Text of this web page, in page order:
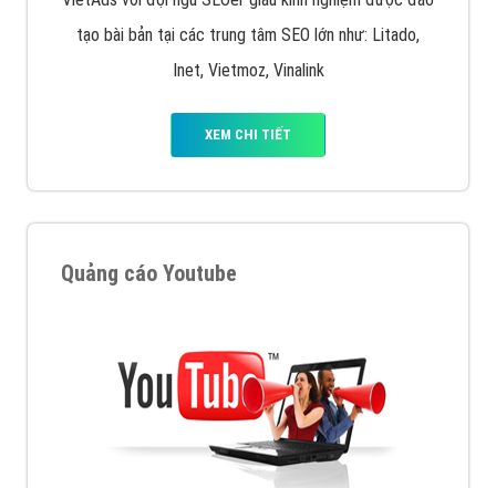
tạo bài bản tại các trung tâm SEO lớn như: Litado,
Inet, Vietmoz, Vinalink
XEM CHI TIẾT
Quảng cáo Youtube